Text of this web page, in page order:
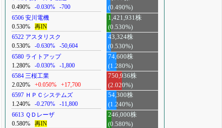
0.490%
-0.030% -700
(0.490%)
6506 安川電機
0.530%
再IN
1,421,931株
(0.530%)
6522 アスタリスク
0.530%
-0.630% -50,604
43,324株
(0.530%)
6580 ライトアップ
1.280%
-0.030% -1,800
74,600株
(1.280%)
6584 三桜工業
2.020%
+0.050% +17,700
750,936株
(2.020%)
6597 ＨＰＣシステムズ
1.240%
-0.270% -11,800
54,300株
(1.240%)
6613 ＱＤレーザ
0.580%
再IN
246,000株
(0.580%)